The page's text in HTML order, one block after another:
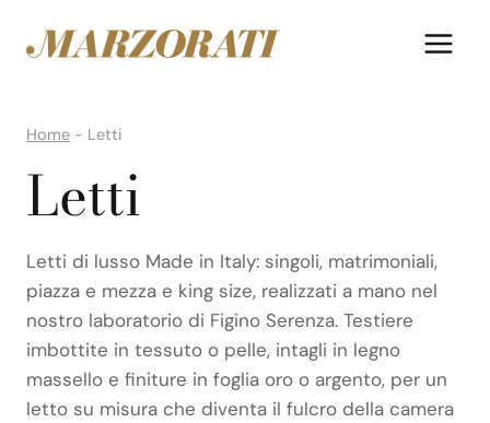
Home - Letti
Letti
Letti di lusso Made in Italy: singoli, matrimoniali,
piazza e mezza e king size, realizzati a mano nel
nostro laboratorio di Figino Serenza. Testiere
imbottite in tessuto o pelle, intagli in legno
massello e finiture in foglia oro o argento, per un
letto su misura che diventa il fulcro della camera